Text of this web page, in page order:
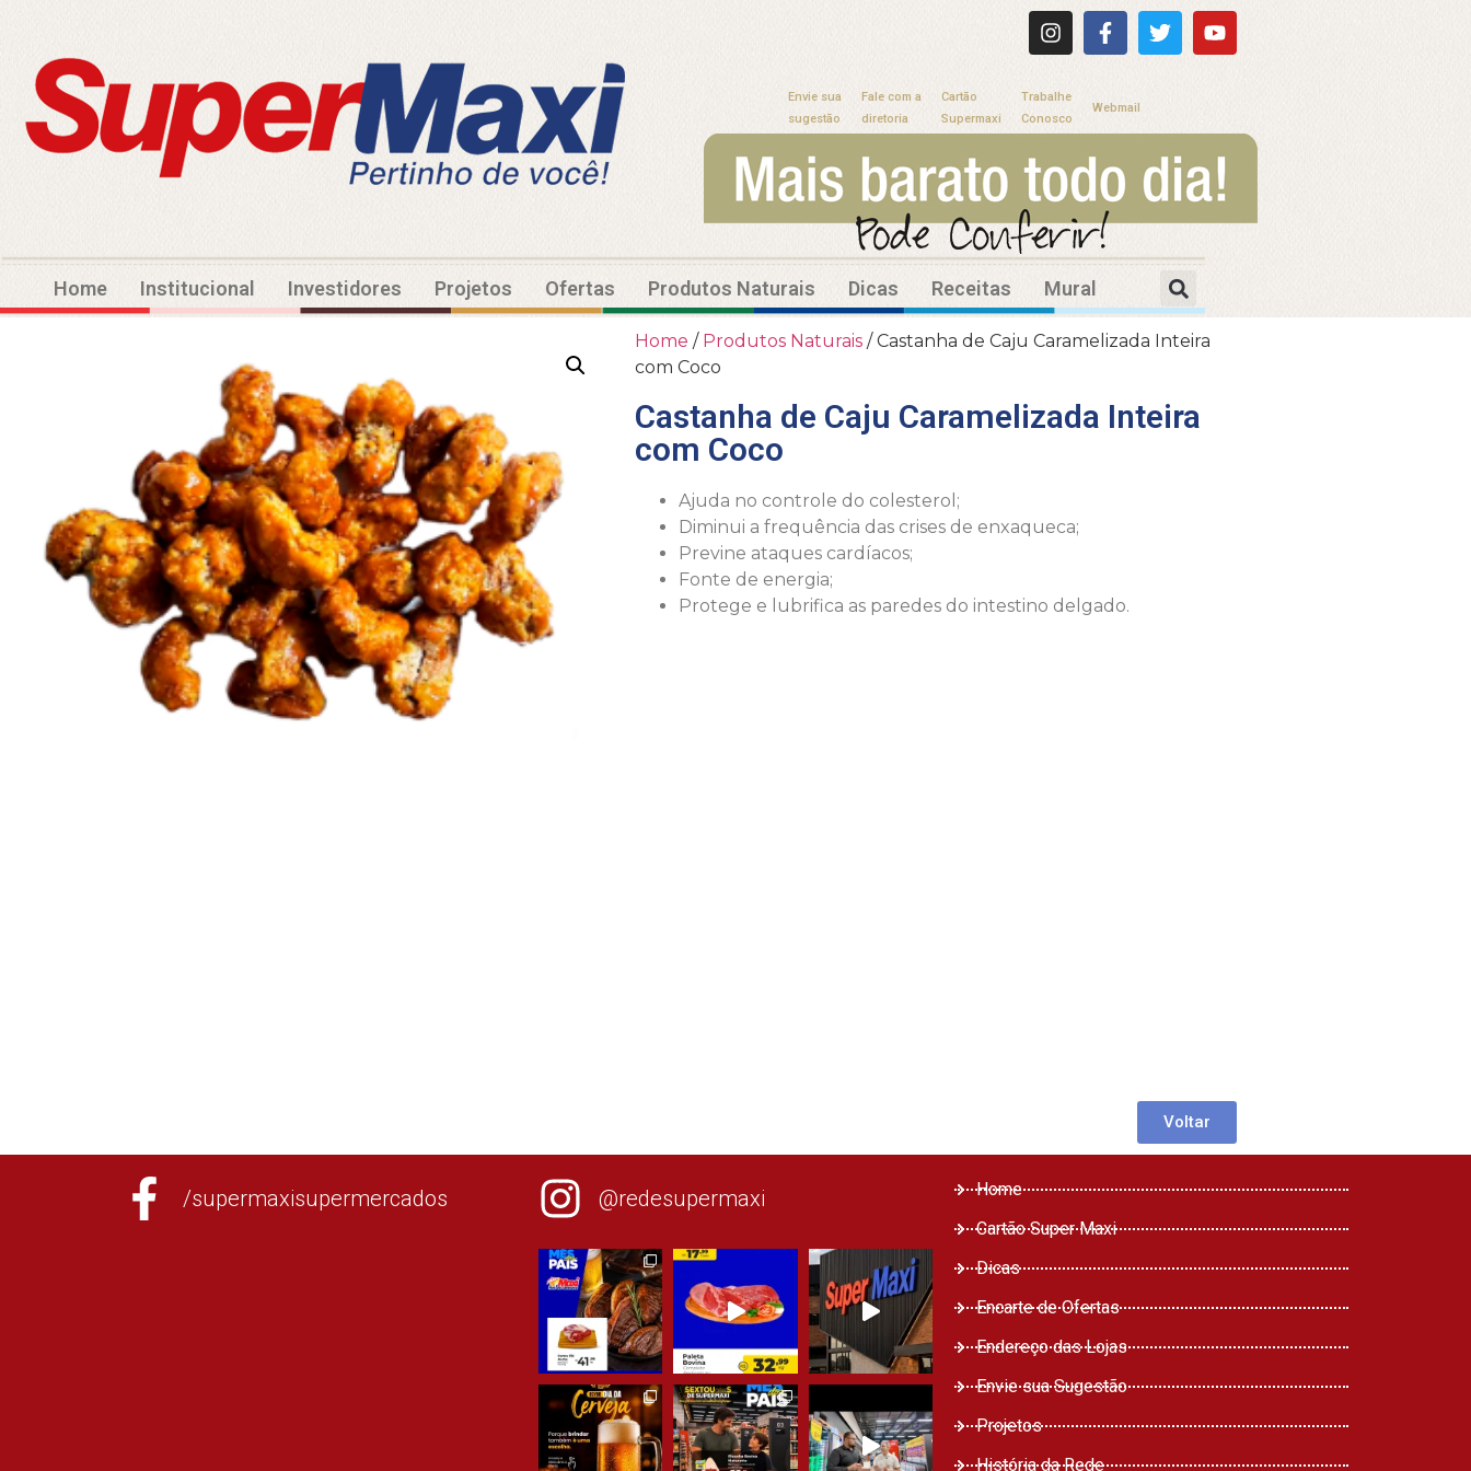
Envie sua
sugestão
Fale com a
diretoria
Cartão
Supermaxi
Trabalhe
Conosco
Webmail
Home Institucional Investidores Projetos Ofertas Produtos Naturais Dicas Receitas Mural
Home / Produtos Naturais / Castanha de Caju Caramelizada Inteira
com Coco
Castanha de Caju Caramelizada Inteira
com Coco
Ajuda no controle do colesterol;
Diminui a frequência das crises de enxaqueca;
Previne ataques cardíacos;
Fonte de energia;
Protege e lubrifica as paredes do intestino delgado.
Voltar
/supermaxisupermercados @redesupermaxi
Home
Cartão Super Maxi
Dicas
Encarte de Ofertas
Endereço das Lojas
Envie sua Sugestão
Projetos
História da Rede